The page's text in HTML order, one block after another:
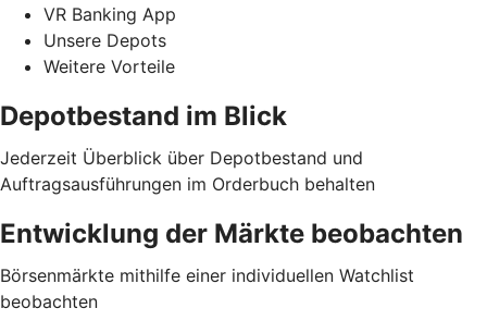
VR Banking App
Unsere Depots
Weitere Vorteile
Depotbestand im Blick
Jederzeit Überblick über Depotbestand und
Auftragsausführungen im Orderbuch behalten
Entwicklung der Märkte beobachten
Börsenmärkte mithilfe einer individuellen Watchlist
beobachten